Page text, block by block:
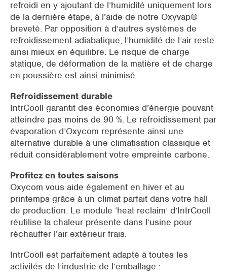
refroidi en y ajoutant de l’humidité uniquement lors
de la dernière étape, à l’aide de notre Oxyvap®
breveté. Par opposition à d’autres systèmes de
refroidissement adiabatique, l’humidité de l’air reste
ainsi mieux en équilibre. Le risque de charge
statique, de déformation de la matière et de charge
en poussière est ainsi minimisé.
Refroidissement durable
IntrCooll garantit des économies d’énergie pouvant
atteindre pas moins de 90 %. Le refroidissement par
évaporation d’Oxycom représente ainsi une
alternative durable à une climatisation classique et
réduit considérablement votre empreinte carbone.
Profitez en toutes saisons
Oxycom vous aide également en hiver et au
printemps grâce à un climat parfait dans votre hall
de production. Le module ‘heat reclaim’ d’IntrCooll
réutilise la chaleur présente dans l’usine pour
réchauffer l’air extérieur frais.
IntrCooll est parfaitement adapté à toutes les
activités de l’industrie de l’emballage :